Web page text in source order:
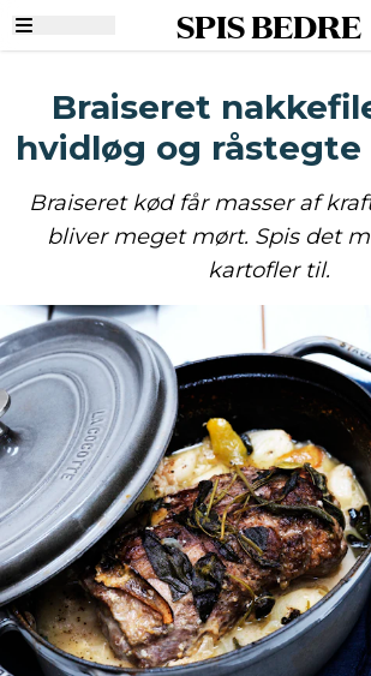
SPIS BEDRE
Braiseret
hvidløg og
Braiseret kød får masser af
bliver meget mørt. Spis det
kartofler til.